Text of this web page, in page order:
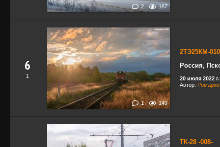
2 187
6
1
1 149
2ТЭ25КМ-
Россия,
20 июля 2022 г.
Автор: Ромарио
ТК-28 -008-